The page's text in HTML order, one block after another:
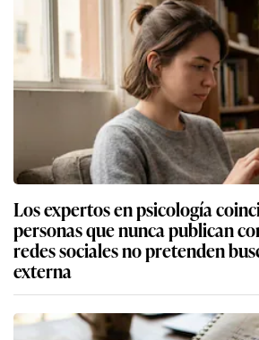
Los expertos en psicología
personas que nunca publican
redes sociales no pretenden
externa